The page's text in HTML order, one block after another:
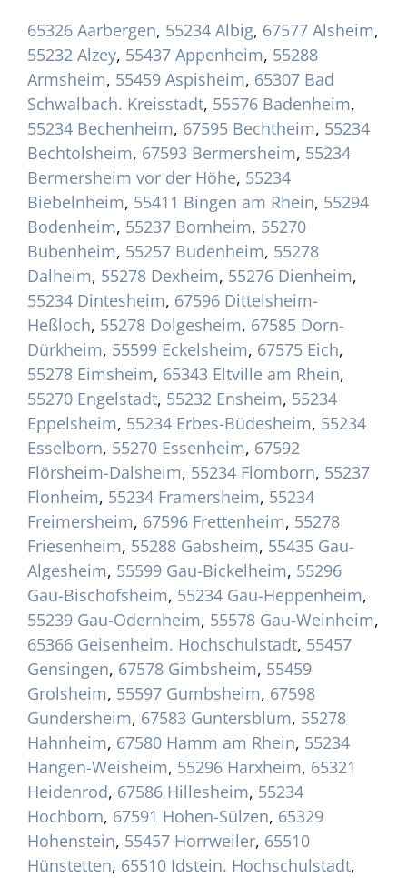
65326 Aarbergen, 55234 Albig, 67577 Alsheim,
55232 Alzey, 55437 Appenheim, 55288
Armsheim, 55459 Aspisheim, 65307 Bad
Schwalbach. Kreisstadt, 55576 Badenheim,
55234 Bechenheim, 67595 Bechtheim, 55234
Bechtolsheim, 67593 Bermersheim, 55234
Bermersheim vor der Höhe, 55234
Biebelnheim, 55411 Bingen am Rhein, 55294
Bodenheim, 55237 Bornheim, 55270
Bubenheim, 55257 Budenheim, 55278
Dalheim, 55278 Dexheim, 55276 Dienheim,
55234 Dintesheim, 67596 Dittelsheim-
Heßloch, 55278 Dolgesheim, 67585 Dorn-
Dürkheim, 55599 Eckelsheim, 67575 Eich,
55278 Eimsheim, 65343 Eltville am Rhein,
55270 Engelstadt, 55232 Ensheim, 55234
Eppelsheim, 55234 Erbes-Büdesheim, 55234
Esselborn, 55270 Essenheim, 67592
Flörsheim-Dalsheim, 55234 Flomborn, 55237
Flonheim, 55234 Framersheim, 55234
Freimersheim, 67596 Frettenheim, 55278
Friesenheim, 55288 Gabsheim, 55435 Gau-
Algesheim, 55599 Gau-Bickelheim, 55296
Gau-Bischofsheim, 55234 Gau-Heppenheim,
55239 Gau-Odernheim, 55578 Gau-Weinheim,
65366 Geisenheim. Hochschulstadt, 55457
Gensingen, 67578 Gimbsheim, 55459
Grolsheim, 55597 Gumbsheim, 67598
Gundersheim, 67583 Guntersblum, 55278
Hahnheim, 67580 Hamm am Rhein, 55234
Hangen-Weisheim, 55296 Harxheim, 65321
Heidenrod, 67586 Hillesheim, 55234
Hochborn, 67591 Hohen-Sülzen, 65329
Hohenstein, 55457 Horrweiler, 65510
Hünstetten, 65510 Idstein. Hochschulstadt,